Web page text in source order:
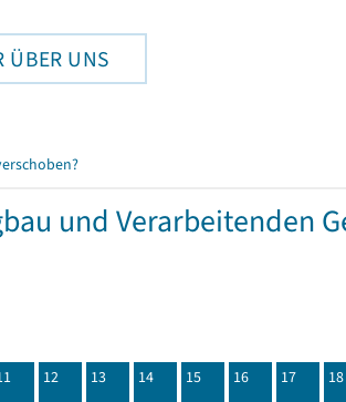
ÜBER UNS
und Verarbeitenden
12 13 14 15 16 17 18